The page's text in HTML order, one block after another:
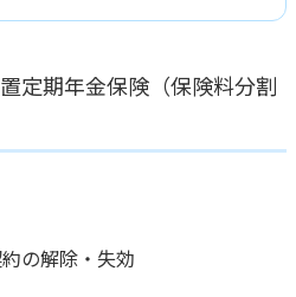
置定期年金保険（保険料分割
の解除・失効